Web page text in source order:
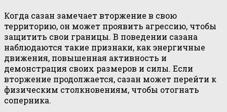
Когда сазан замечает вторжение в свою
территорию, он может проявить агрессию, чтобы
защитить свои границы. В поведении сазана
наблюдаются такие признаки, как энергичные
движения, повышенная активность и
демонстрация своих размеров и силы. Если
вторжение продолжается, сазан может перейти к
физическим столкновениям, чтобы отогнать
соперника.